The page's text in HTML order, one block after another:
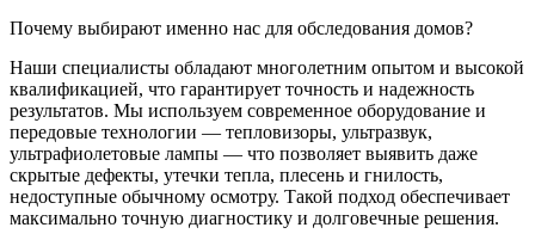
Почему выбирают именно нас для обследования домов?
Наши специалисты обладают многолетним опытом и высокой
квалификацией, что гарантирует точность и надежность
результатов. Мы используем современное оборудование и
передовые технологии — тепловизоры, ультразвук,
ультрафиолетовые лампы — что позволяет выявить даже
скрытые дефекты, утечки тепла, плесень и гнилость,
недоступные обычному осмотру. Такой подход обеспечивает
максимально точную диагностику и долговечные решения.